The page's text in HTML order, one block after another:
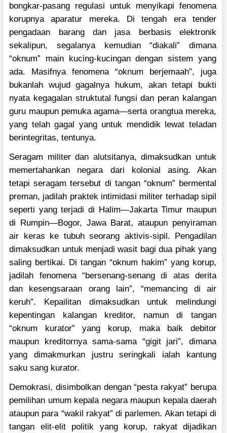
bongkar-pasang regulasi untuk menyikapi fenomena
korupnya aparatur mereka. Di tengah era tender
pengadaan barang dan jasa berbasis elektronik
sekalipun, segalanya kemudian “diakali” dimana
“oknum” main kucing-kucingan dengan sistem yang
ada. Masifnya fenomena “oknum berjemaah”, juga
bukanlah wujud gagalnya hukum, akan tetapi bukti
nyata kegagalan struktutal fungsi dan peran kalangan
guru maupun pemuka agama—serta orangtua mereka,
yang telah gagal yang untuk mendidik lewat teladan
berintegritas, tentunya.
Seragam militer dan alutsitanya, dimaksudkan untuk
memertahankan negara dari kolonial asing. Akan
tetapi seragam tersebut di tangan “oknum” bermental
preman, jadilah praktek intimidasi militer terhadap sipil
seperti yang terjadi di Halim—Jakarta Timur maupun
di Rumpin—Bogor, Jawa Barat, ataupun penyiraman
air keras ke tubuh seorang aktivis-sipil. Pengadilan
dimaksudkan untuk menjadi wasit bagi dua pihak yang
saling bertikai. Di tangan “oknum hakim” yang korup,
jadilah fenomena “bersenang-senang di atas derita
dan kesengsaraan orang lain”, “memancing di air
keruh”. Kepailitan dimaksudkan untuk melindungi
kepentingan kalangan kreditor, namun di tangan
“oknum kurator” yang korup, maka baik debitor
maupun kreditornya sama-sama “gigit jari”, dimana
yang dimakmurkan justru seringkali ialah kantung
saku sang kurator.
Demokrasi, disimbolkan dengan “pesta rakyat” berupa
pemilihan umum kepala negara maupun kepala daerah
ataupun para “wakil rakyat” di parlemen. Akan tetapi di
tangan elit-elit politik yang korup, rakyat dijadikan